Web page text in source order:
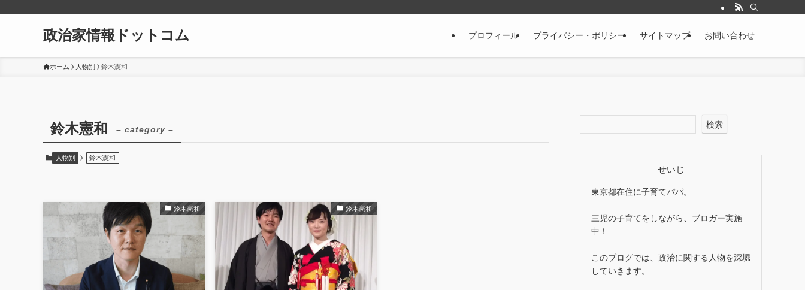
政治家情報ドットコム プロフィール プライバシー・ポリシー サイトマップ お問い合わせ
ホーム 人物別 鈴木憲和
鈴木憲和 – category –
人物別 鈴木憲和
鈴木憲和 鈴木憲和
検索
せいじ
東京都在住に子育てパパ。
三児の子育てをしながら、ブロガー実施
中！
このブログでは、政治に関する人物を深堀
していきます。